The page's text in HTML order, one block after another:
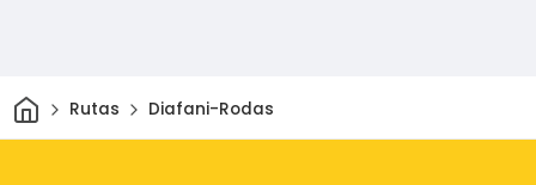
InicioRutas Diafani-Rodas